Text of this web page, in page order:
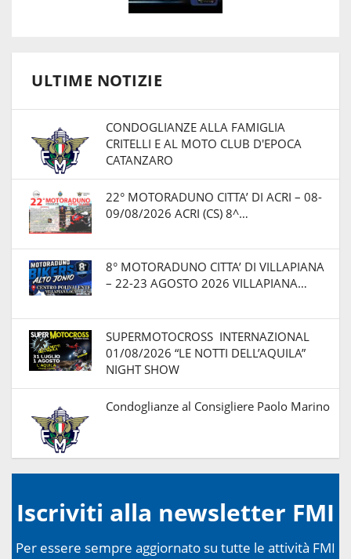
ULTIME NOTIZIE
CONDOGLIANZE ALLA FAMIGLIA
CRITELLI E AL MOTO CLUB D'EPOCA
CATANZARO
22° MOTORADUNO CITTA’ DI ACRI – 08-
09/08/2026 ACRI (CS) 8^…
8° MOTORADUNO CITTA’ DI VILLAPIANA
– 22-23 AGOSTO 2026 VILLAPIANA…
SUPERMOTOCROSS INTERNAZIONAL
01/08/2026 “LE NOTTI DELL’AQUILA”
NIGHT SHOW
Condoglianze al Consigliere Paolo Marino
Iscriviti alla newsletter FMI
Per essere sempre aggiornato su tutte le attività FMI